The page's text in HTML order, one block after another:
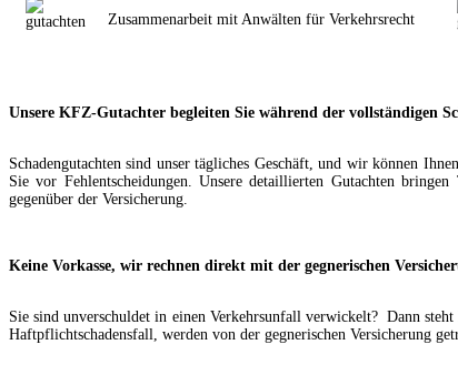
Zusammenarbeit mit Anwälten für Verkehrsrecht
Unsere KFZ-Gutachter begleiten Sie während der vollständigen
Schadengutachten sind unser tägliches Geschäft, und wir können
Sie vor Fehlentscheidungen. Unsere detaillierten Gutachten
gegenüber der Versicherung.
Keine Vorkasse, wir rechnen direkt mit der gegnerischen
Sie sind unverschuldet in einen Verkehrsunfall verwickelt? Dann
Haftpflichtschadensfall, werden von der gegnerischen Versicherung